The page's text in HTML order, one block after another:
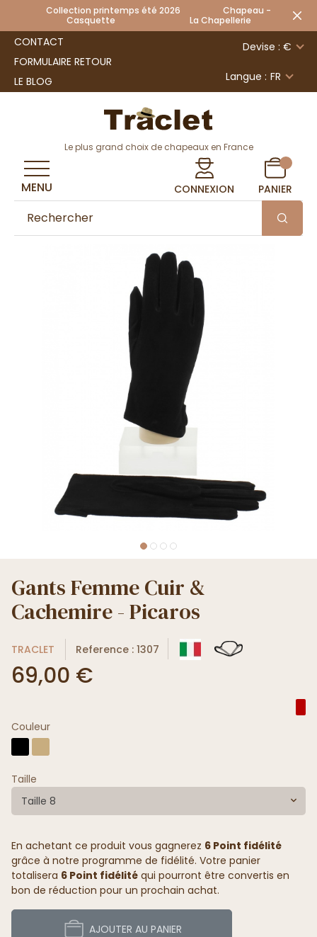
Collection printemps été 2026 Chapeau -
Casquette La Chapellerie
CONTACT
FORMULAIRE RETOUR
LE BLOG
Devise : €
Langue : FR
Le plus grand choix de chapeaux en France
CONNEXION PANIER
MENU
Gants Femme Cuir &
Cachemire - Picaros
TRACLET Reference : 1307
69,00 €
Couleur
Taille
Taille 8
En achetant ce produit vous gagnerez 6 Point fidélité
grâce à notre programme de fidélité. Votre panier
totalisera 6 Point fidélité qui pourront être convertis en
bon de réduction pour un prochain achat.
AJOUTER AU PANIER